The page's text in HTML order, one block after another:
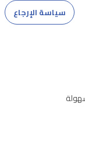
سياسة الإرجاع